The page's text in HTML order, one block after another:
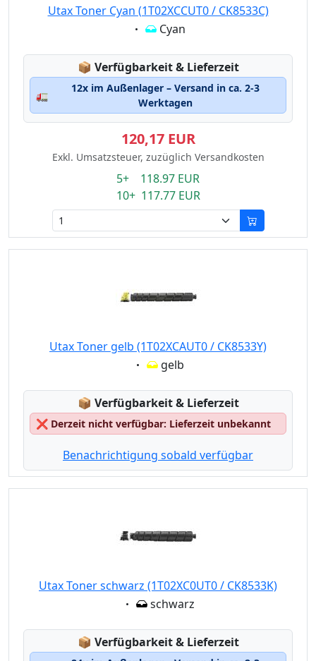
Utax Toner Cyan (1T02XCCUT0 / CK8533C)
Eigenschaft:
Cyan
📦 Lagerstatus:
Verfügbarkeit & Lieferzeit
🚛
12x im Außenlager – Versand in ca. 2-3
Werktagen
120,17 EUR
Exkl. Umsatzsteuer, zuzüglich Versandkosten
5+ 118.97 EUR
10+ 117.77 EUR
Utax Toner gelb (1T02XCAUT0 / CK8533Y)
Eigenschaft:
gelb
📦 Lagerstatus:
Verfügbarkeit & Lieferzeit
❌ Derzeit nicht verfügbar: Lieferzeit unbekannt
Benachrichtigung sobald verfügbar
Utax Toner schwarz (1T02XC0UT0 / CK8533K)
Eigenschaft:
schwarz
📦 Lagerstatus:
Verfügbarkeit & Lieferzeit